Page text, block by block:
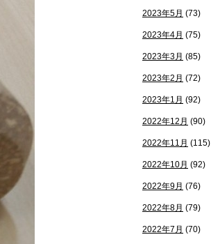
2023年5月 (73)
2023年4月 (75)
2023年3月 (85)
2023年2月 (72)
2023年1月 (92)
2022年12月 (90)
2022年11月 (115)
2022年10月 (92)
2022年9月 (76)
2022年8月 (79)
2022年7月 (70)